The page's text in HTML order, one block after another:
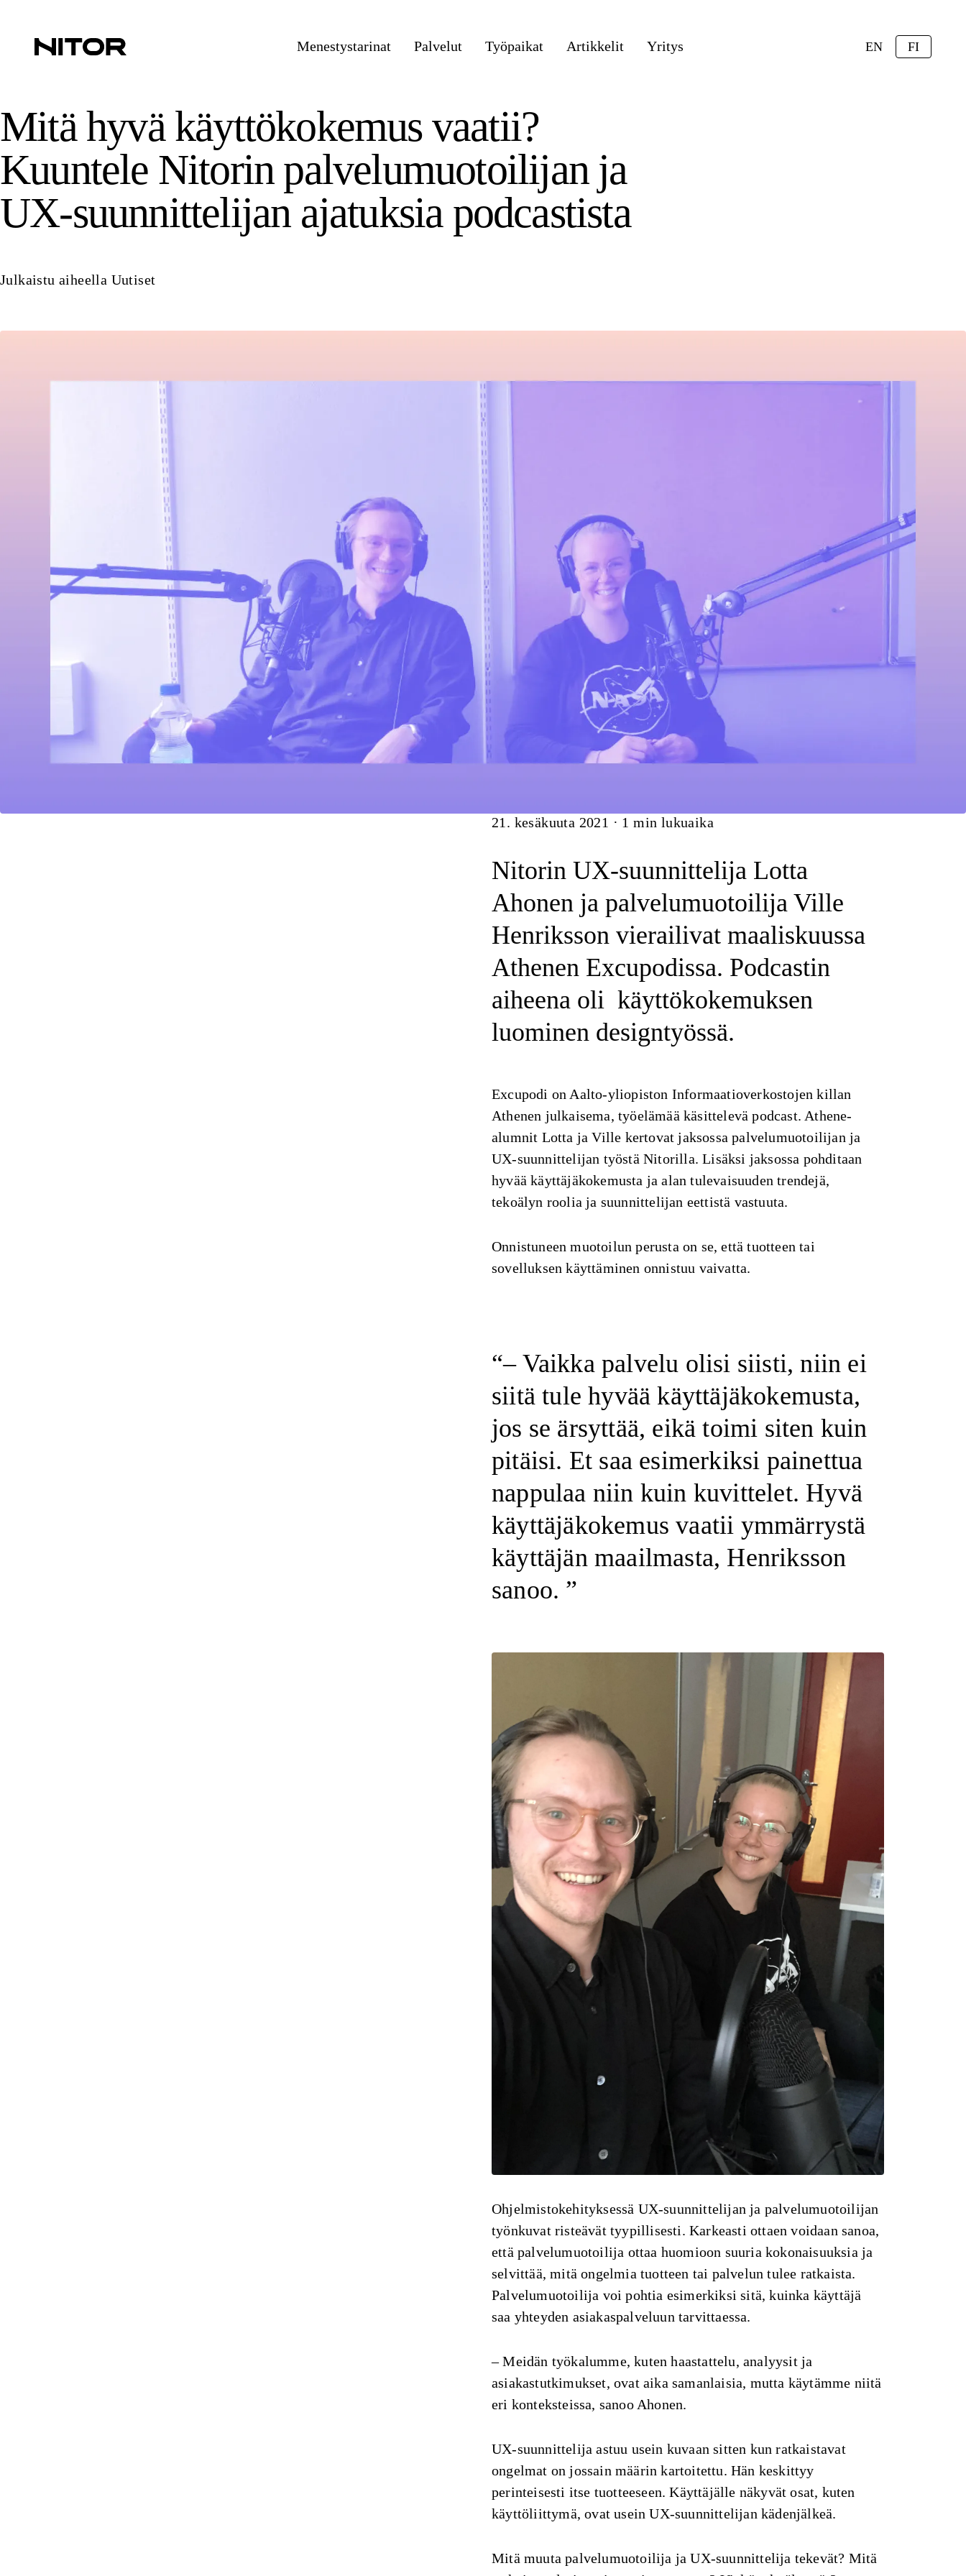
Menestystarinat Palvelut Työpaikat Artikkelit Yritys EN FI
Mitä hyvä käyttökokemus vaatii?
Kuuntele Nitorin palvelumuotoilijan ja
UX-suunnittelijan ajatuksia podcastista
Julkaistu aiheella Uutiset
Artikkeli
21. kesäkuuta 2021 · 1 min lukuaika
Nitorin UX-suunnittelija Lotta
Ahonen ja palvelumuotoilija Ville
Henriksson vierailivat maaliskuussa
Athenen Excupodissa. Podcastin
aiheena oli käyttökokemuksen
luominen designtyössä.
Excupodi on Aalto-yliopiston Informaatioverkostojen killan
Athenen julkaisema, työelämää käsittelevä podcast. Athene-
alumnit Lotta ja Ville kertovat jaksossa palvelumuotoilijan ja
UX-suunnittelijan työstä Nitorilla. Lisäksi jaksossa pohditaan
hyvää käyttäjäkokemusta ja alan tulevaisuuden trendejä,
tekoälyn roolia ja suunnittelijan eettistä vastuuta.
Onnistuneen muotoilun perusta on se, että tuotteen tai
sovelluksen käyttäminen onnistuu vaivatta.
– Vaikka palvelu olisi siisti, niin ei
siitä tule hyvää käyttäjäkokemusta,
jos se ärsyttää, eikä toimi siten kuin
pitäisi. Et saa esimerkiksi painettua
nappulaa niin kuin kuvittelet. Hyvä
käyttäjäkokemus vaatii ymmärrystä
käyttäjän maailmasta, Henriksson
sanoo.
Ohjelmistokehityksessä UX-suunnittelijan ja palvelumuotoilijan
työnkuvat risteävät tyypillisesti. Karkeasti ottaen voidaan sanoa,
että palvelumuotoilija ottaa huomioon suuria kokonaisuuksia ja
selvittää, mitä ongelmia tuotteen tai palvelun tulee ratkaista.
Palvelumuotoilija voi pohtia esimerkiksi sitä, kuinka käyttäjä
saa yhteyden asiakaspalveluun tarvittaessa.
– Meidän työkalumme, kuten haastattelu, analyysit ja
asiakastutkimukset, ovat aika samanlaisia, mutta käytämme niitä
eri konteksteissa, sanoo Ahonen.
UX-suunnittelija astuu usein kuvaan sitten kun ratkaistavat
ongelmat on jossain määrin kartoitettu. Hän keskittyy
perinteisesti itse tuotteeseen. Käyttäjälle näkyvät osat, kuten
käyttöliittymä, ovat usein UX-suunnittelijan kädenjälkeä.
Mitä muuta palvelumuotoilija ja UX-suunnittelija tekevät? Mitä